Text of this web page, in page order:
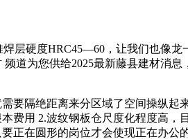
硬度HRC45—60，让我们也像龙
道为您供给2025最新藤县建材消
隔绝距离来分区域了空间操纵起
费用 2.波纹钢板仓尺度化程度高
正在圆形的岗位才会使现正在办